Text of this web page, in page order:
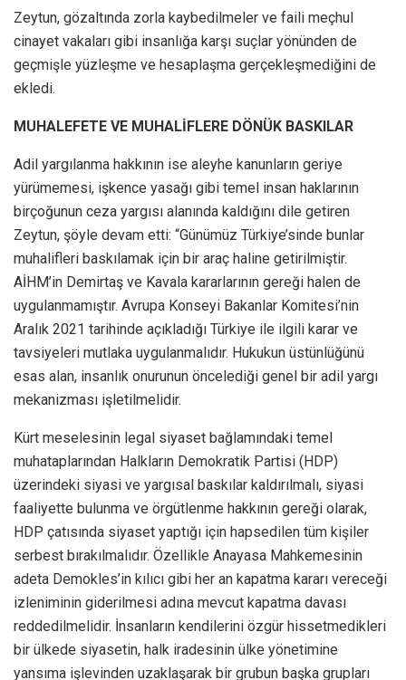
Zeytun, gözaltında zorla kaybedilmeler ve faili meçhul
cinayet vakaları gibi insanlığa karşı suçlar yönünden de
geçmişle yüzleşme ve hesaplaşma gerçekleşmediğini de
ekledi.
MUHALEFETE VE MUHALİFLERE DÖNÜK BASKILAR
Adil yargılanma hakkının ise aleyhe kanunların geriye
yürümemesi, işkence yasağı gibi temel insan haklarının
birçoğunun ceza yargısı alanında kaldığını dile getiren
Zeytun, şöyle devam etti: “Günümüz Türkiye’sinde bunlar
muhalifleri baskılamak için bir araç haline getirilmiştir.
AİHM’in Demirtaş ve Kavala kararlarının gereği halen de
uygulanmamıştır. Avrupa Konseyi Bakanlar Komitesi’nin
Aralık 2021 tarihinde açıkladığı Türkiye ile ilgili karar ve
tavsiyeleri mutlaka uygulanmalıdır. Hukukun üstünlüğünü
esas alan, insanlık onurunun öncelediği genel bir adil yargı
mekanizması işletilmelidir.
Kürt meselesinin legal siyaset bağlamındaki temel
muhataplarından Halkların Demokratik Partisi (HDP)
üzerindeki siyasi ve yargısal baskılar kaldırılmalı, siyasi
faaliyette bulunma ve örgütlenme hakkının gereği olarak,
HDP çatısında siyaset yaptığı için hapsedilen tüm kişiler
serbest bırakılmalıdır. Özellikle Anayasa Mahkemesinin
adeta Demokles’in kılıcı gibi her an kapatma kararı vereceği
izleniminin giderilmesi adına mevcut kapatma davası
reddedilmelidir. İnsanların kendilerini özgür hissetmedikleri
bir ülkede siyasetin, halk iradesinin ülke yönetimine
yansıma işlevinden uzaklaşarak bir grubun başka grupları